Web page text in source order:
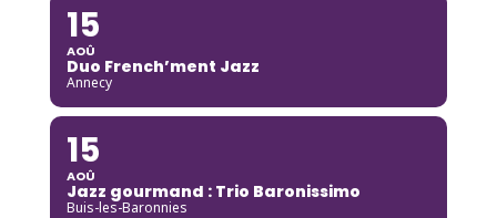
15
AOÛ
Duo French’ment Jazz
Annecy
15
AOÛ
Jazz gourmand : Trio Baronissimo
Buis-les-Baronnies